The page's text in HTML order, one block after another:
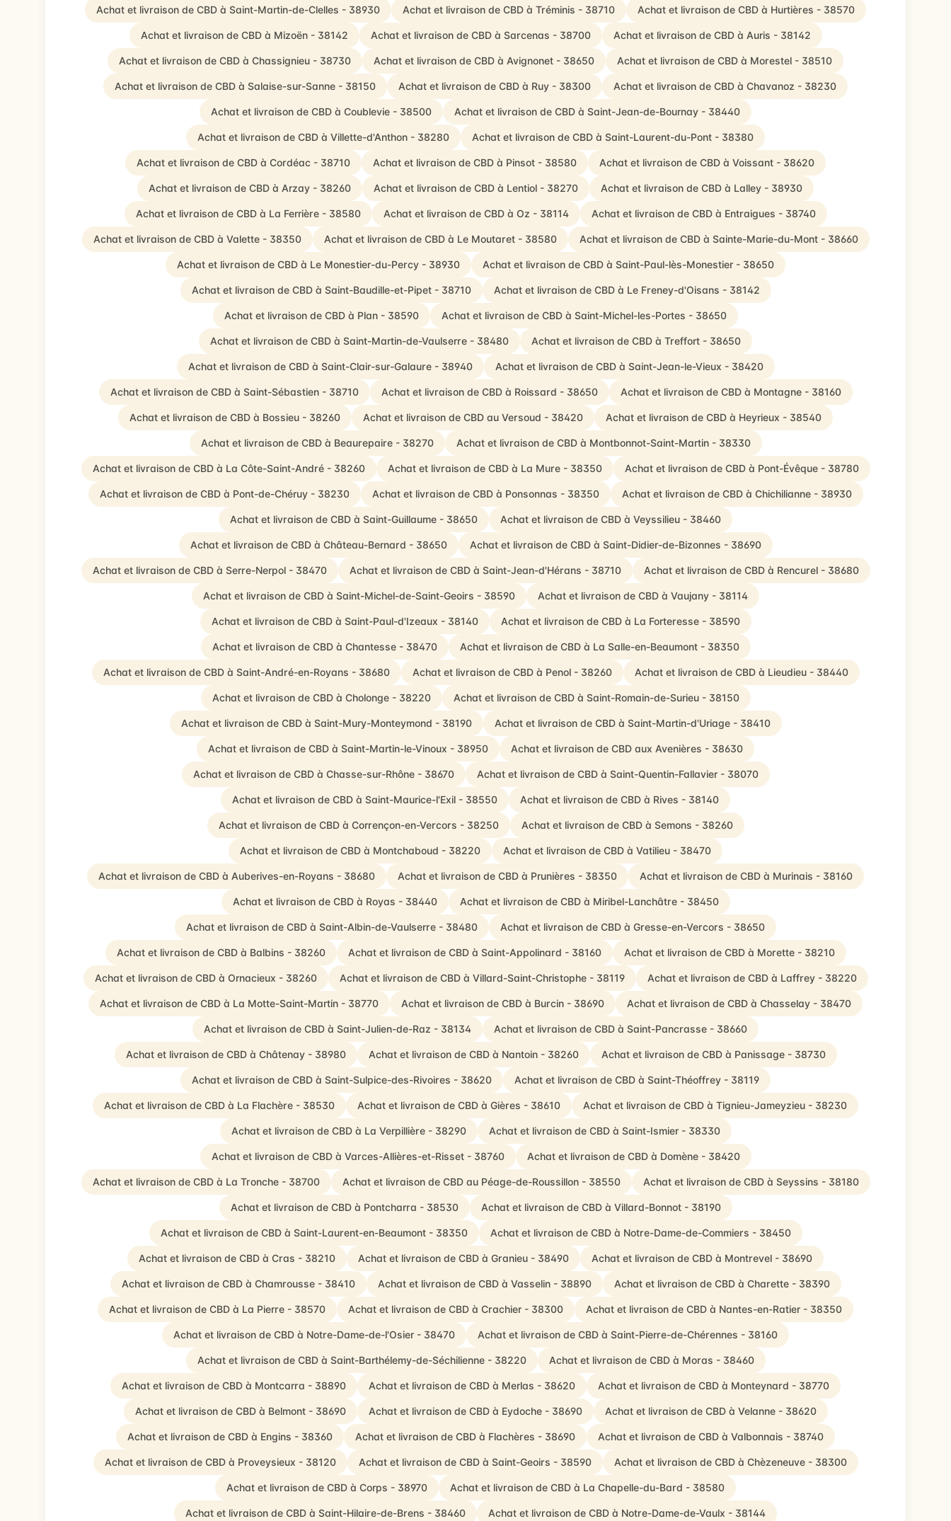
Achat et livraison de CBD à Saint-Martin-de-Clelles - 38930 Achat et livraison de CBD à Tréminis - 38710 Achat et livraison de CBD à Hurtières - 38570
Achat et livraison de CBD à Mizoën - 38142 Achat et livraison de CBD à Sarcenas - 38700 Achat et livraison de CBD à Auris - 38142
Achat et livraison de CBD à Chassignieu - 38730 Achat et livraison de CBD à Avignonet - 38650 Achat et livraison de CBD à Morestel - 38510
Achat et livraison de CBD à Salaise-sur-Sanne - 38150 Achat et livraison de CBD à Ruy - 38300 Achat et livraison de CBD à Chavanoz - 38230
Achat et livraison de CBD à Coublevie - 38500 Achat et livraison de CBD à Saint-Jean-de-Bournay - 38440
Achat et livraison de CBD à Villette-d'Anthon - 38280 Achat et livraison de CBD à Saint-Laurent-du-Pont - 38380
Achat et livraison de CBD à Cordéac - 38710 Achat et livraison de CBD à Pinsot - 38580 Achat et livraison de CBD à Voissant - 38620
Achat et livraison de CBD à Arzay - 38260 Achat et livraison de CBD à Lentiol - 38270 Achat et livraison de CBD à Lalley - 38930
Achat et livraison de CBD à La Ferrière - 38580 Achat et livraison de CBD à Oz - 38114 Achat et livraison de CBD à Entraigues - 38740
Achat et livraison de CBD à Valette - 38350 Achat et livraison de CBD à Le Moutaret - 38580 Achat et livraison de CBD à Sainte-Marie-du-Mont - 38660
Achat et livraison de CBD à Le Monestier-du-Percy - 38930 Achat et livraison de CBD à Saint-Paul-lès-Monestier - 38650
Achat et livraison de CBD à Saint-Baudille-et-Pipet - 38710 Achat et livraison de CBD à Le Freney-d'Oisans - 38142
Achat et livraison de CBD à Plan - 38590 Achat et livraison de CBD à Saint-Michel-les-Portes - 38650
Achat et livraison de CBD à Saint-Martin-de-Vaulserre - 38480 Achat et livraison de CBD à Treffort - 38650
Achat et livraison de CBD à Saint-Clair-sur-Galaure - 38940 Achat et livraison de CBD à Saint-Jean-le-Vieux - 38420
Achat et livraison de CBD à Saint-Sébastien - 38710 Achat et livraison de CBD à Roissard - 38650 Achat et livraison de CBD à Montagne - 38160
Achat et livraison de CBD à Bossieu - 38260 Achat et livraison de CBD au Versoud - 38420 Achat et livraison de CBD à Heyrieux - 38540
Achat et livraison de CBD à Beaurepaire - 38270 Achat et livraison de CBD à Montbonnot-Saint-Martin - 38330
Achat et livraison de CBD à La Côte-Saint-André - 38260 Achat et livraison de CBD à La Mure - 38350 Achat et livraison de CBD à Pont-Évêque - 38780
Achat et livraison de CBD à Pont-de-Chéruy - 38230 Achat et livraison de CBD à Ponsonnas - 38350 Achat et livraison de CBD à Chichilianne - 38930
Achat et livraison de CBD à Saint-Guillaume - 38650 Achat et livraison de CBD à Veyssilieu - 38460
Achat et livraison de CBD à Château-Bernard - 38650 Achat et livraison de CBD à Saint-Didier-de-Bizonnes - 38690
Achat et livraison de CBD à Serre-Nerpol - 38470 Achat et livraison de CBD à Saint-Jean-d'Hérans - 38710 Achat et livraison de CBD à Rencurel - 38680
Achat et livraison de CBD à Saint-Michel-de-Saint-Geoirs - 38590 Achat et livraison de CBD à Vaujany - 38114
Achat et livraison de CBD à Saint-Paul-d'Izeaux - 38140 Achat et livraison de CBD à La Forteresse - 38590
Achat et livraison de CBD à Chantesse - 38470 Achat et livraison de CBD à La Salle-en-Beaumont - 38350
Achat et livraison de CBD à Saint-André-en-Royans - 38680 Achat et livraison de CBD à Penol - 38260 Achat et livraison de CBD à Lieudieu - 38440
Achat et livraison de CBD à Cholonge - 38220 Achat et livraison de CBD à Saint-Romain-de-Surieu - 38150
Achat et livraison de CBD à Saint-Mury-Monteymond - 38190 Achat et livraison de CBD à Saint-Martin-d'Uriage - 38410
Achat et livraison de CBD à Saint-Martin-le-Vinoux - 38950 Achat et livraison de CBD aux Avenières - 38630
Achat et livraison de CBD à Chasse-sur-Rhône - 38670 Achat et livraison de CBD à Saint-Quentin-Fallavier - 38070
Achat et livraison de CBD à Saint-Maurice-l'Exil - 38550 Achat et livraison de CBD à Rives - 38140
Achat et livraison de CBD à Corrençon-en-Vercors - 38250 Achat et livraison de CBD à Semons - 38260
Achat et livraison de CBD à Montchaboud - 38220 Achat et livraison de CBD à Vatilieu - 38470
Achat et livraison de CBD à Auberives-en-Royans - 38680 Achat et livraison de CBD à Prunières - 38350 Achat et livraison de CBD à Murinais - 38160
Achat et livraison de CBD à Royas - 38440 Achat et livraison de CBD à Miribel-Lanchâtre - 38450
Achat et livraison de CBD à Saint-Albin-de-Vaulserre - 38480 Achat et livraison de CBD à Gresse-en-Vercors - 38650
Achat et livraison de CBD à Balbins - 38260 Achat et livraison de CBD à Saint-Appolinard - 38160 Achat et livraison de CBD à Morette - 38210
Achat et livraison de CBD à Ornacieux - 38260 Achat et livraison de CBD à Villard-Saint-Christophe - 38119 Achat et livraison de CBD à Laffrey - 38220
Achat et livraison de CBD à La Motte-Saint-Martin - 38770 Achat et livraison de CBD à Burcin - 38690 Achat et livraison de CBD à Chasselay - 38470
Achat et livraison de CBD à Saint-Julien-de-Raz - 38134 Achat et livraison de CBD à Saint-Pancrasse - 38660
Achat et livraison de CBD à Châtenay - 38980 Achat et livraison de CBD à Nantoin - 38260 Achat et livraison de CBD à Panissage - 38730
Achat et livraison de CBD à Saint-Sulpice-des-Rivoires - 38620 Achat et livraison de CBD à Saint-Théoffrey - 38119
Achat et livraison de CBD à La Flachère - 38530 Achat et livraison de CBD à Gières - 38610 Achat et livraison de CBD à Tignieu-Jameyzieu - 38230
Achat et livraison de CBD à La Verpillière - 38290 Achat et livraison de CBD à Saint-Ismier - 38330
Achat et livraison de CBD à Varces-Allières-et-Risset - 38760 Achat et livraison de CBD à Domène - 38420
Achat et livraison de CBD à La Tronche - 38700 Achat et livraison de CBD au Péage-de-Roussillon - 38550 Achat et livraison de CBD à Seyssins - 38180
Achat et livraison de CBD à Pontcharra - 38530 Achat et livraison de CBD à Villard-Bonnot - 38190
Achat et livraison de CBD à Saint-Laurent-en-Beaumont - 38350 Achat et livraison de CBD à Notre-Dame-de-Commiers - 38450
Achat et livraison de CBD à Cras - 38210 Achat et livraison de CBD à Granieu - 38490 Achat et livraison de CBD à Montrevel - 38690
Achat et livraison de CBD à Chamrousse - 38410 Achat et livraison de CBD à Vasselin - 38890 Achat et livraison de CBD à Charette - 38390
Achat et livraison de CBD à La Pierre - 38570 Achat et livraison de CBD à Crachier - 38300 Achat et livraison de CBD à Nantes-en-Ratier - 38350
Achat et livraison de CBD à Notre-Dame-de-l'Osier - 38470 Achat et livraison de CBD à Saint-Pierre-de-Chérennes - 38160
Achat et livraison de CBD à Saint-Barthélemy-de-Séchilienne - 38220 Achat et livraison de CBD à Moras - 38460
Achat et livraison de CBD à Montcarra - 38890 Achat et livraison de CBD à Merlas - 38620 Achat et livraison de CBD à Monteynard - 38770
Achat et livraison de CBD à Belmont - 38690 Achat et livraison de CBD à Eydoche - 38690 Achat et livraison de CBD à Velanne - 38620
Achat et livraison de CBD à Engins - 38360 Achat et livraison de CBD à Flachères - 38690 Achat et livraison de CBD à Valbonnais - 38740
Achat et livraison de CBD à Proveysieux - 38120 Achat et livraison de CBD à Saint-Geoirs - 38590 Achat et livraison de CBD à Chèzeneuve - 38300
Achat et livraison de CBD à Corps - 38970 Achat et livraison de CBD à La Chapelle-du-Bard - 38580
Achat et livraison de CBD à Saint-Hilaire-de-Brens - 38460 Achat et livraison de CBD à Notre-Dame-de-Vaulx - 38144